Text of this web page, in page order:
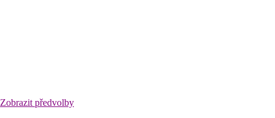
Zobrazit předvolby